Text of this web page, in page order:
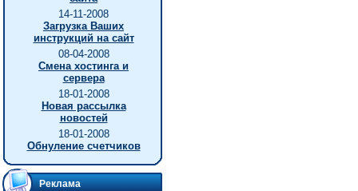
14-11-2008
Загрузка Ваших
инструкций на сайт
08-04-2008
Смена хостинга и
сервера
18-01-2008
Новая рассылка
новостей
18-01-2008
Обнуление счетчиков
Реклама